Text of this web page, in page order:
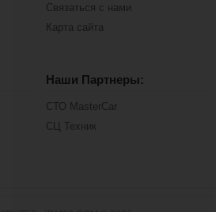
Связаться с нами
Карта сайта
Наши Партнеры:
СТО MasterCar
СЦ Техник